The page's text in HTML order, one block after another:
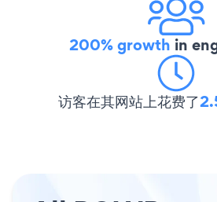
200% growth in
访客在其网站上花费了